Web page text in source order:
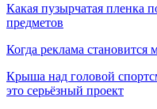
Какая пузырчатая пленка
предметов
Когда реклама становится
Крыша над головой
это серьёзный проект